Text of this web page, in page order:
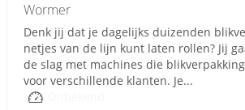
Wormer
Denk jij dat je dagelijks duizenden
netjes van de lijn kunt laten rollen? Jij
de slag met machines die
voor verschillende klanten. Je...